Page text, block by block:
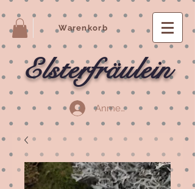
Warenkorb
Elsterfräulein
Anmelden